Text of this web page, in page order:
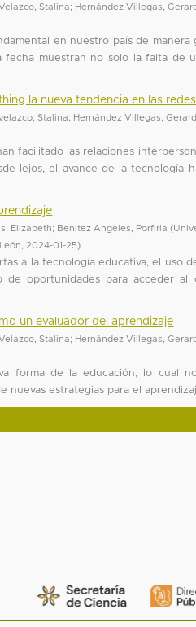
Stalina; Hernández Villegas,
en nuestro país de
fecha muestran no solo la falta de
la nueva tendencia en las
Stalina; Hernández Villegas,
facilitado las relaciones
lejos, el avance de la tecnología
Elizabeth; Benitez Angeles, Porfiria (
2024-01-25)
a la tecnología educativa, el uso
de oportunidades para acceder al
un evaluador del aprendizaje
Stalina; Hernández Villegas,
forma de la educación, lo cual
nuevas estrategias para el